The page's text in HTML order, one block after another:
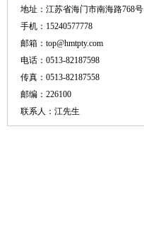
地址：江苏省海门市南海路768号
手机：15240577778
邮箱：top@hmtpty.com
电话：0513-82187598
传真：0513-82187558
邮编：226100
联系人：江先生